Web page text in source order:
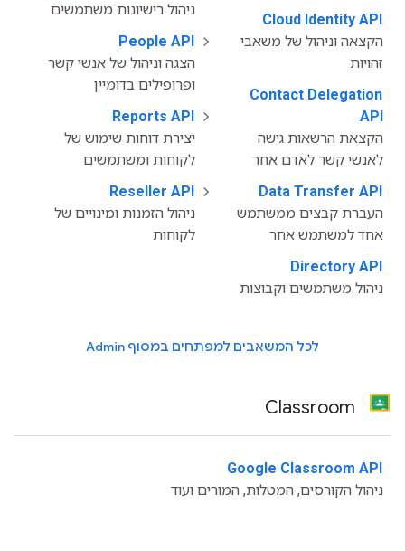
Cloud Identity API
הקצאה וניהול של משאבי
זהויות
Contact Delegation
API
הקצאת הרשאות גישה
לאנשי קשר לאדם אחר
Data Transfer API
העברת קבצים ממשתמש
אחד למשתמש אחר
Directory API
ניהול משתמשים וקבוצות
ניהול רישיונות משתמשים
People API
הצגה וניהול של אנשי קשר
ופרופילים בדומיין
Reports API
יצירת דוחות שימוש של
לקוחות ומשתמשים
Reseller API
ניהול הזמנות ומינויים של
לקוחות
לכל המשאבים למפתחים במסוף Admin
Google Classroom API
ניהול הקורסים, המטלות, המורים ועוד